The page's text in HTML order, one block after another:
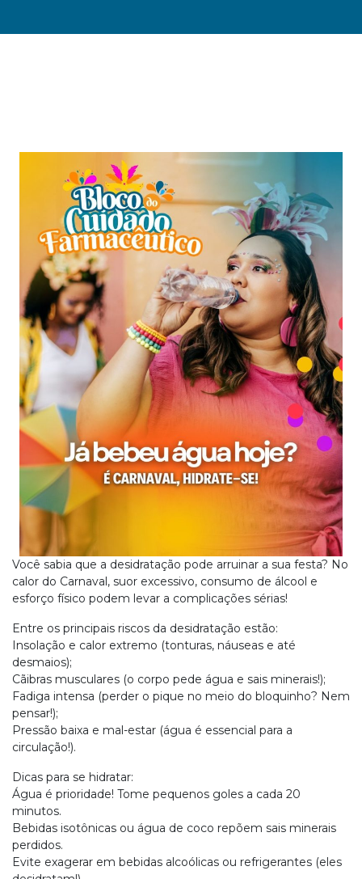
Você sabia que a desidratação pode arruinar a sua festa? No
calor do Carnaval, suor excessivo, consumo de álcool e
esforço físico podem levar a complicações sérias!
Entre os principais riscos da desidratação estão:
Insolação e calor extremo (tonturas, náuseas e até
desmaios);
Cãibras musculares (o corpo pede água e sais minerais!);
Fadiga intensa (perder o pique no meio do bloquinho? Nem
pensar!);
Pressão baixa e mal-estar (água é essencial para a
circulação!).
Dicas para se hidratar:
Água é prioridade! Tome pequenos goles a cada 20
minutos.
Bebidas isotônicas ou água de coco repõem sais minerais
perdidos.
Evite exagerar em bebidas alcoólicas ou refrigerantes (eles